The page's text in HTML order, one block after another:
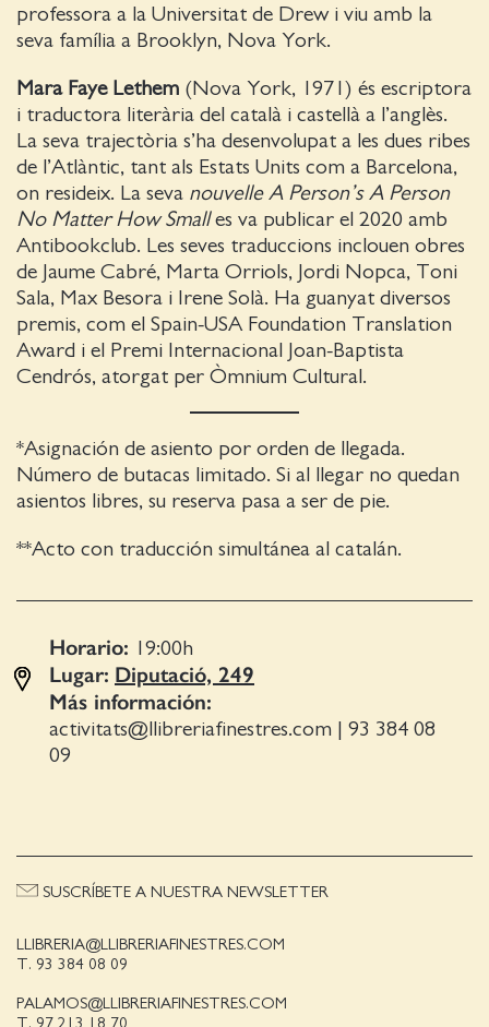
professora a la Universitat de Drew i viu amb la
seva família a Brooklyn, Nova York.
Mara Faye Lethem (Nova York, 1971) és escriptora
i traductora literària del català i castellà a l’anglès.
La seva trajectòria s’ha desenvolupat a les dues ribes
de l’Atlàntic, tant als Estats Units com a Barcelona,
on resideix. La seva nouvelle A Person’s A Person
No Matter How Smalles va publicar el 2020 amb
Antibookclub. Les seves traduccions inclouen obres
de Jaume Cabré, Marta Orriols, Jordi Nopca, Toni
Sala, Max Besora i Irene Solà. Ha guanyat diversos
premis, com el Spain-USA Foundation Translation
Award i el Premi Internacional Joan-Baptista
Cendrós, atorgat per Òmnium Cultural.
*Asignación de asiento por orden de llegada.
Número de butacas limitado. Si al llegar no quedan
asientos libres, su reserva pasa a ser de pie.
**Acto con traducción simultánea al catalán.
Horario: 19:00 h
Lugar: Diputació, 249
Más información:
activitats@llibreriafinestres.com
93 384 08
09
LLIBRERIA@LLIBRERIAFINESTRES.COM
T. 93 384 08 09
PALAMOS@LLIBRERIAFINESTRES.COM
T. 97 213 18 70
SUSCRÍBETE A NUESTRA NEWSLETTER